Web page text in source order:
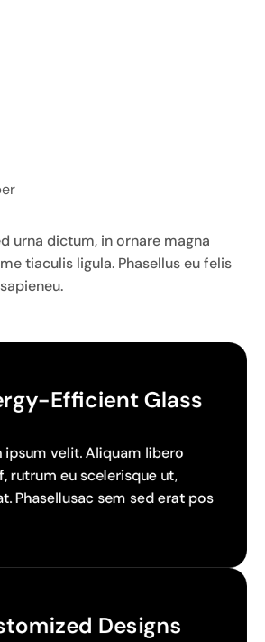
urna dictum, in ornare magna
tiaculis ligula. Phasellus eu felis
Efficient Glass
ipsum velit. Aliquam libero
rutrum eu scelerisque ut,
Phasellusac sem sed erat pos
Designs